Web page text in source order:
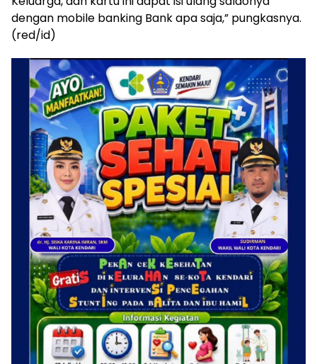
dengan mobile banking Bank apa saja,” pungkasnya.
(red/id)